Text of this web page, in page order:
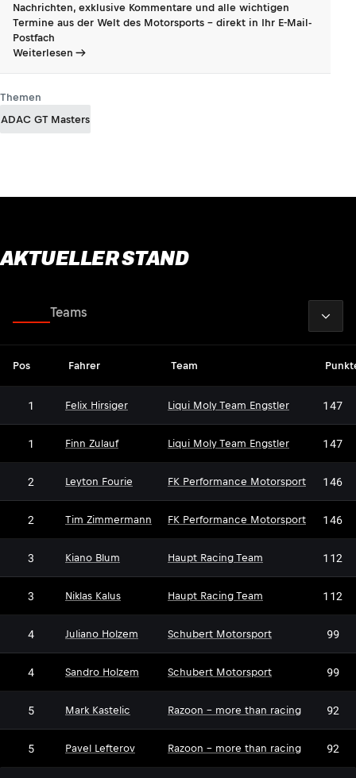
Nachrichten, exklusive Kommentare und alle wichtigen
Termine aus der Welt des Motorsports - direkt in Ihr E-Mail-
Postfach
Weiterlesen
Themen
ADAC GT Masters
AKTUELLER STAND
Teams
Pos Fahrer Team
1 Felix Hirsiger Liqui Moly Team Engstler 147
1 Finn Zulauf Liqui Moly Team Engstler 147
2 Leyton Fourie FK Performance Motorsport 146
2 Tim Zimmermann FK Performance Motorsport 146
3 Kiano Blum Haupt Racing Team 112
3 Niklas Kalus Haupt Racing Team 112
4 Juliano Holzem Schubert Motorsport 99
4 Sandro Holzem Schubert Motorsport 99
5 Mark Kastelic Razoon - more than racing 92
5 Pavel Lefterov Razoon - more than racing 92